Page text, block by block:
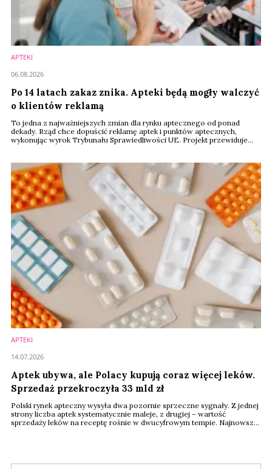
APTEKI
Po 14 latach zakaz znika. Apteki będą mogły walczyć
o klientów reklamą
To jedna z najważniejszych zmian dla rynku aptecznego od ponad
dekady. Rząd chce dopuścić reklamę aptek i punktów aptecznych,
wykonując wyrok Trybunału Sprawiedliwości UE. Projekt przewiduje
06.08.2026
APTEKI
Aptek ubywa, ale Polacy kupują coraz więcej leków.
Sprzedaż przekroczyła 33 mld zł
Polski rynek apteczny wysyła dwa pozornie sprzeczne sygnały. Z jednej
strony liczba aptek systematycznie maleje, z drugiej – wartość
sprzedaży leków na receptę rośnie w dwucyfrowym tempie. Najnowsze
14.07.2026